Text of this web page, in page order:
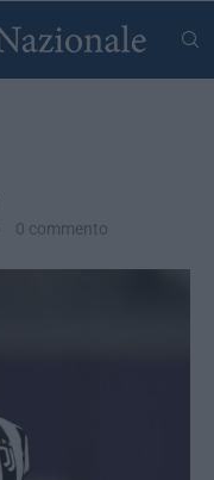
0 commento